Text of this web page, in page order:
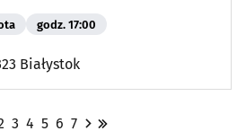
godz. 17:00
Białystok
3 4 5 6 7